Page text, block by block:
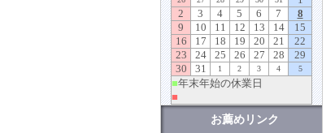
お薦めリンク